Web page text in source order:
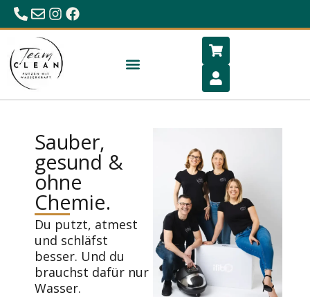
0680/23 86 984
office@hygiene-schlafen.com
Sauber,
gesund &
ohne
Chemie.
Du putzt, atmest
und schläfst
besser. Und du
brauchst dafür nur
Wasser.